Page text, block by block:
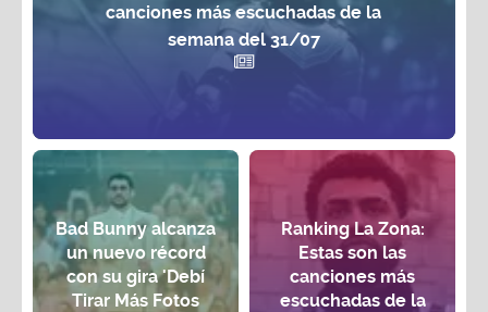
canciones más escuchadas de la
semana del 31/07
Bad Bunny alcanza
un nuevo récord
con su gira 'Debí
Tirar Más Fotos
Ranking La Zona:
Estas son las
canciones más
escuchadas de la